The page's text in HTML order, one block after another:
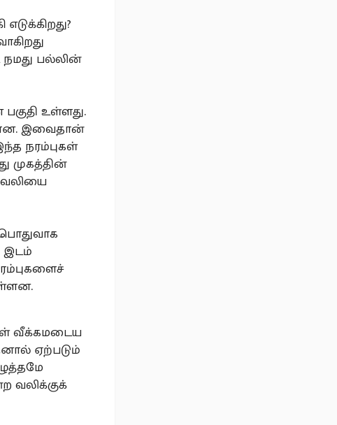
பல்லின்
உள்ளது.
இவைதான்
நரம்புகள்
முகத்தின்
வலியை
இடம்
வீக்கமடைய
ஏற்படும்
வலிக்குக்